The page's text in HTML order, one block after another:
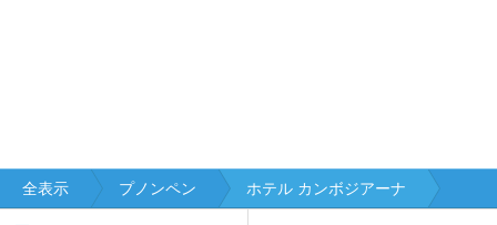
全表示 プノンペン ホテル カンボジアーナ